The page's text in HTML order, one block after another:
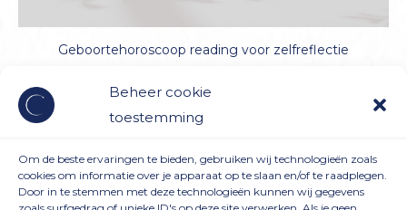
Beheer cookie
toestemming
Om de beste ervaringen te bieden, gebruiken wij technologieën zoals
cookies om informatie over je apparaat op te slaan en/of te raadplegen.
Door in te stemmen met deze technologieën kunnen wij gegevens
Geboortehoroscoop reading voor zelfreflectie
Sterren als spiegel
(pdf)
€99,00 incl. btw